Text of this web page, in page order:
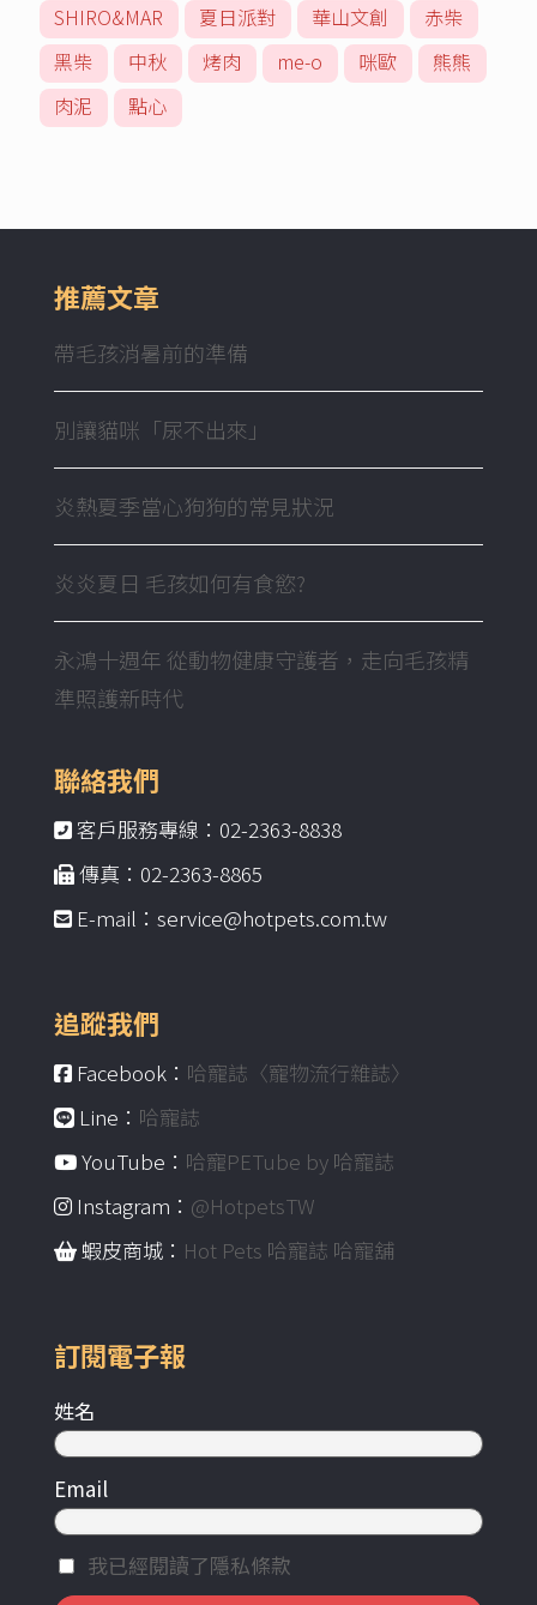
SHIRO&MAR
夏日派對 華山文創
赤柴
黑柴
中秋 烤肉 me-o 咪歐
熊熊
肉泥
點心
推薦文章
帶毛孩消暑前的準備
別讓貓咪「尿不出來」
炎熱夏季當心狗狗的常見狀況
炎炎夏日 毛孩如何有食慾?
永鴻十週年 從動物健康守護者，走向毛孩精
準照護新時代
聯絡我們
客戶服務專線：02-2363-8838
傳真：02-2363-8865
E-mail：service@hotpets.com.tw
追蹤我們
Facebook： 哈寵誌〈寵物流行雜誌〉
Line： 哈寵誌
YouTube： 哈寵PETube by 哈寵誌
Instagram： @HotpetsTW
蝦皮商城： Hot Pets 哈寵誌 哈寵舖
訂閱電子報
姓名
Email
我已經閱讀了隱私條款